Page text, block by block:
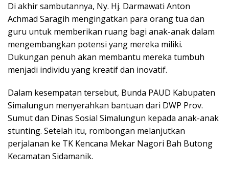
Di akhir sambutannya, Ny. Hj. Darmawati Anton
Achmad Saragih mengingatkan para orang tua dan
guru untuk memberikan ruang bagi anak-anak dalam
mengembangkan potensi yang mereka miliki.
Dukungan penuh akan membantu mereka tumbuh
menjadi individu yang kreatif dan inovatif.
Dalam kesempatan tersebut, Bunda PAUD Kabupaten
Simalungun menyerahkan bantuan dari DWP Prov.
Sumut dan Dinas Sosial Simalungun kepada anak-anak
stunting. Setelah itu, rombongan melanjutkan
perjalanan ke TK Kencana Mekar Nagori Bah Butong
Kecamatan Sidamanik.